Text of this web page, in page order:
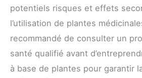
potentiels risques et effets
l’utilisation de plantes
recommandé de consulter un
santé qualifié avant
à base de plantes pour garantir